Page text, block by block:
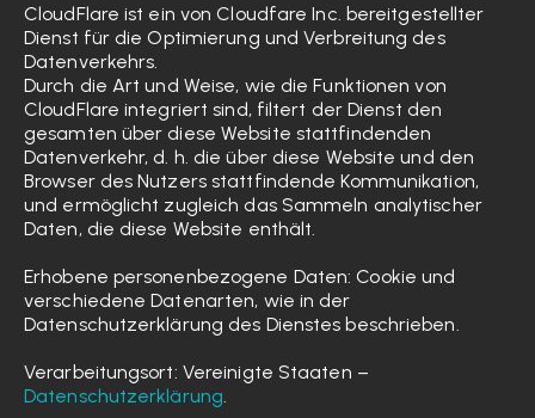
CloudFlare ist ein von Cloudfare Inc. bereitgestellter
Dienst für die Optimierung und Verbreitung des
Datenverkehrs.
Durch die Art und Weise, wie die Funktionen von
CloudFlare integriert sind, filtert der Dienst den
gesamten über diese Website stattfindenden
Datenverkehr, d. h. die über diese Website und den
Browser des Nutzers stattfindende Kommunikation,
und ermöglicht zugleich das Sammeln analytischer
Daten, die diese Website enthält.
Erhobene personenbezogene Daten: Cookie und
verschiedene Datenarten, wie in der
Datenschutzerklärung des Dienstes beschrieben.
Verarbeitungsort: Vereinigte Staaten –
Datenschutzerklärung